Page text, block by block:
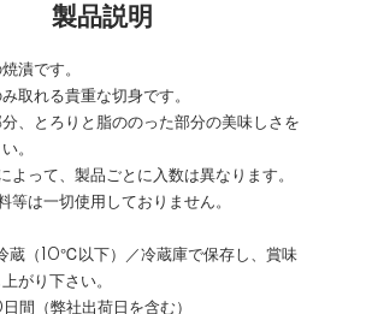
製品説明
漬です。
取れる貴重な切身です。
、とろりと脂ののった部分の美味しさを
。
よって、製品ごとに入数は異なります。
等は一切使用しておりません。
蔵（10℃以下）／冷蔵庫で保存し、賞味
がり下さい。
間（弊社出荷日を含む）